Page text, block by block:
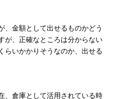
、金額として出せるものかどう
が、正確なところは分からない
らいかかりそうなのか、出せる
、倉庫として活用されている時